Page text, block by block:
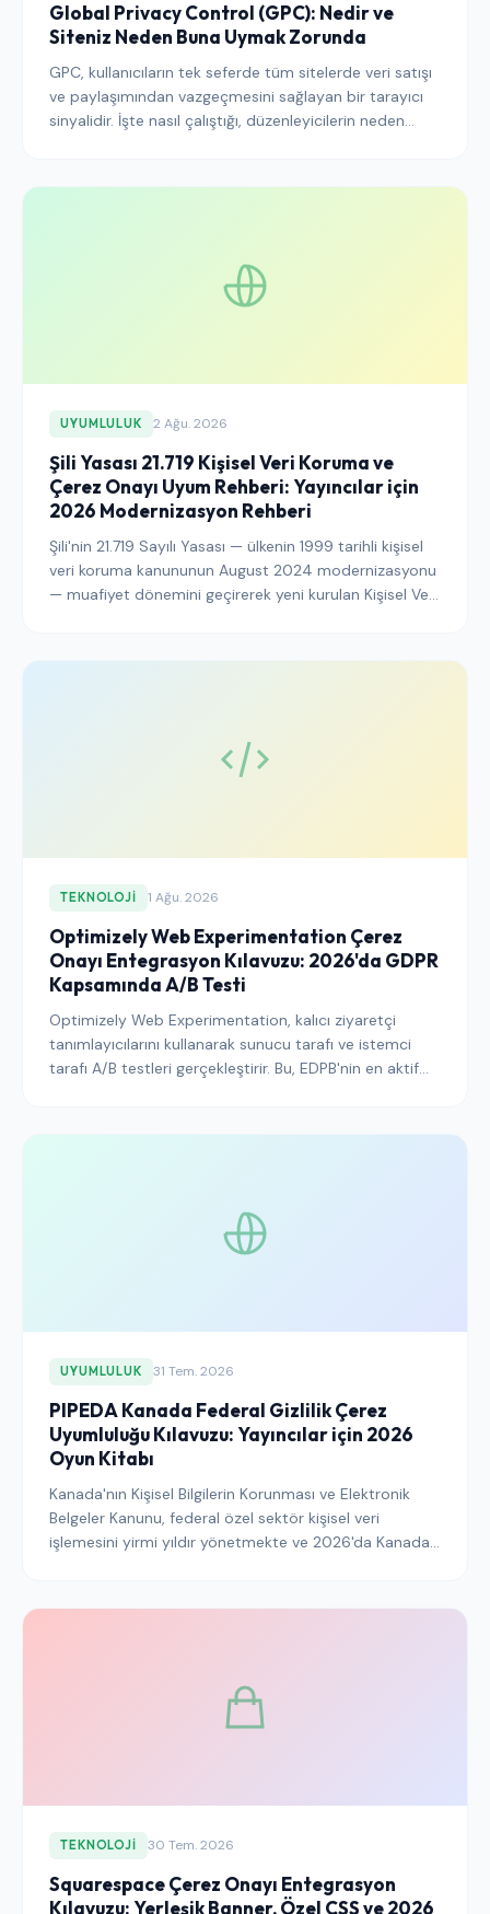
Global Privacy Control (GPC): Nedir ve
Siteniz Neden Buna Uymak Zorunda
GPC, kullanıcıların tek seferde tüm sitelerde veri satışı
ve paylaşımından vazgeçmesini sağlayan bir tarayıcı
sinyalidir. İşte nasıl çalıştığı, düzenleyicilerin neden
UYUMLULUK 2 Ağu. 2026
Şili Yasası 21.719 Kişisel Veri Koruma ve
Çerez Onayı Uyum Rehberi: Yayıncılar için
2026 Modernizasyon Rehberi
Şili'nin 21.719 Sayılı Yasası — ülkenin 1999 tarihli kişisel
veri koruma kanununun August 2024 modernizasyonu
— muafiyet dönemini geçirerek yeni kurulan Kişisel Veri
girdi. Bu rehber, Şili okuyucularına hizmet veren
2026 yılına kadar modernize edilmiş rejimle uyumlu
hale getirmek için neler yapması gerektiğini
TEKNOLOJI 1 Ağu. 2026
Optimizely Web Experimentation Çerez
Onayı Entegrasyon Kılavuzu: 2026'da GDPR
Kapsamında A/B Testi
Optimizely Web Experimentation, kalıcı ziyaretçi
tanımlayıcılarını kullanarak sunucu tarafı ve istemci
tarafı A/B testleri gerçekleştirir. Bu, EDPB'nin en aktif
platformu çalıştırmaya değer kılan istatistiksel
UYUMLULUK 31 Tem. 2026
PIPEDA Kanada Federal Gizlilik Çerez
Uyumluluğu Kılavuzu: Yayıncılar için 2026
Oyun Kitabı
Kanada'nın Kişisel Bilgilerin Korunması ve Elektronik
Belgeler Kanunu, federal özel sektör kişisel veri
işlemesini yirmi yıldır yönetmekte ve 2026'da Kanadalı
onayı için ne gerektirdiğini, Gizlilik Komiseri Ofisi'nin bu
modernizasyon ile nasıl etkileşime girdiğini
TEKNOLOJI 30 Tem. 2026
Squarespace Çerez Onayı Entegrasyon
Kılavuzu: Yerleşik Banner, Özel CSS ve 2026